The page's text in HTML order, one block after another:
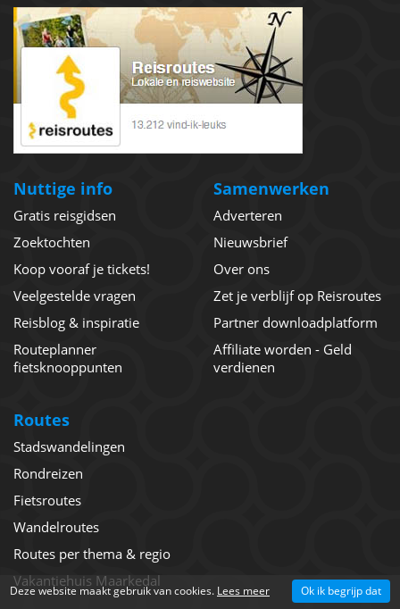
Nuttige info
Gratis reisgidsen
Zoektochten
Koop vooraf je tickets!
Veelgestelde vragen
Reisblog & inspiratie
Routeplanner
fietsknooppunten
Samenwerken
Adverteren
Nieuwsbrief
Over ons
Zet je verblijf op Reisroutes
Partner downloadplatform
Affiliate worden - Geld
verdienen
Routes
Stadswandelingen
Rondreizen
Fietsroutes
Wandelroutes
Routes per thema & regio
Vakantiehuis Maarkedal
Deze website maakt gebruik van cookies. Lees meer Ok ik begrijp dat